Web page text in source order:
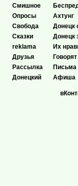
Смишное
Опросы
Свобода
Сказки
reklama
Друзья
Рассылка
Донецкий
Ахтунг
Донецк
Донецк
Их
Говорят
Письма
Афиша